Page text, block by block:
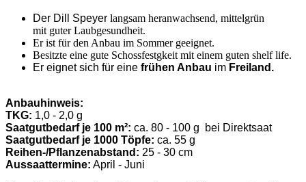
Der Dill Speyer langsam heranwachsend, mittelgrün
mit guter Laubgesundheit.
Er ist für den Anbau im Sommer geeignet.
Besitzte eine gute Schossfestgkeit mit einem guten shelf life.
Er eignet sich für eine frühen Anbau im Freiland.
Anbauhinweis:
TKG: 1,0 - 2,0 g
Saatgutbedarf je 100 m²: ca. 80 - 100 g bei Direktsaat
Saatgutbedarf je 1000 Töpfe: ca. 55 g
Reihen-/Pflanzenabstand: 25 - 30 cm
Aussaattermine: April - Juni